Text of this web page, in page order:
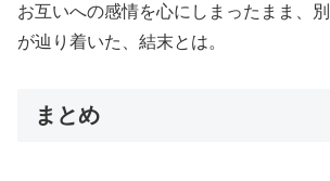
お互いへの感情を心にしまったまま、
が辿り着いた、結末とは。
まとめ